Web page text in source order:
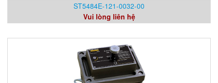
ST5484E-121-0032-00
Vui lòng liên hệ